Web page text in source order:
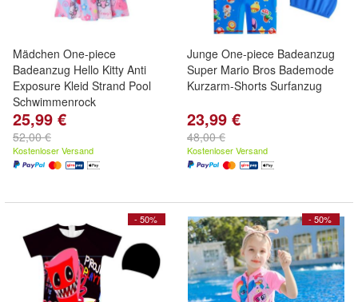
Mädchen One-piece
Badeanzug Hello Kitty Anti
Exposure Kleid Strand Pool
Schwimmenrock
25,99 €
52,00 €
Kostenloser Versand
Junge One-piece Badeanzug
Super Mario Bros Bademode
Kurzarm-Shorts Surfanzug
23,99 €
48,00 €
Kostenloser Versand
- 50% - 50%